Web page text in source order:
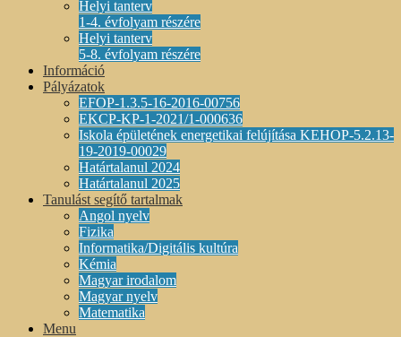
Helyi tanterv
1-4. évfolyam részére
Helyi tanterv
5-8. évfolyam részére
Információ
Pályázatok
EFOP-1.3.5-16-2016-00756
EKCP-KP-1-2021/1-000636
Iskola épületének energetikai felújítása KEHOP-5.2.13-
19-2019-00029
Határtalanul 2024
Határtalanul 2025
Tanulást segítő tartalmak
Angol nyelv
Fizika
Informatika/Digitális kultúra
Kémia
Magyar irodalom
Magyar nyelv
Matematika
Menu